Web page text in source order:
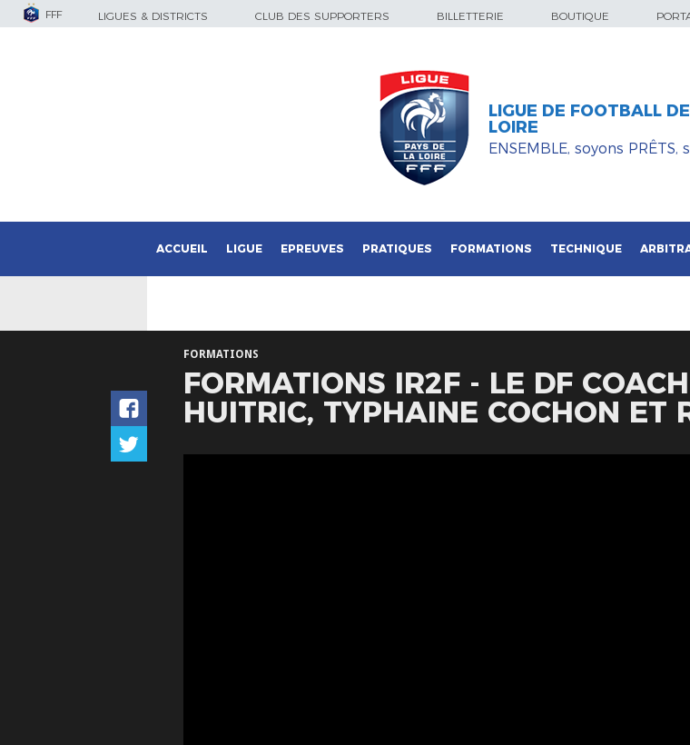
FFF LIGUES & DISTRICTS CLUB DES SUPPORTERS BILLETTERIE BOUTIQUE
LIGUE DE FOOTBALL
LOIRE
ENSEMBLE, soyons PRÊTS,
ACCUEIL LIGUE EPREUVES PRATIQUES FORMATIONS TECHNIQUE
FORMATIONS
FORMATIONS IR2F - LE DF
HUITRIC, TYPHAINE COCHON ET